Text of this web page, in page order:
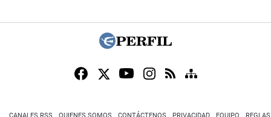
CANALES RSS QUIENES SOMOS CONTÁCTENOS PRIVACIDAD EQUIPO